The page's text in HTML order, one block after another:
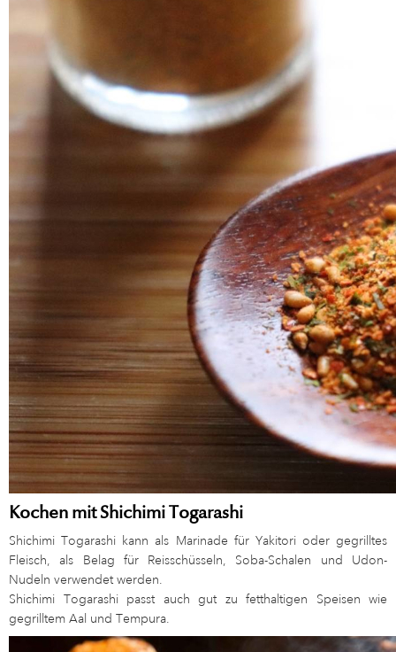
Kochen mit Shichimi Togarashi
Shichimi Togarashi kann als Marinade für Yakitori oder gegrilltes
Fleisch, als Belag für Reisschüsseln, Soba-Schalen und Udon-
Nudeln verwendet werden.
Shichimi Togarashi passt auch gut zu fetthaltigen Speisen wie
gegrilltem Aal und Tempura.